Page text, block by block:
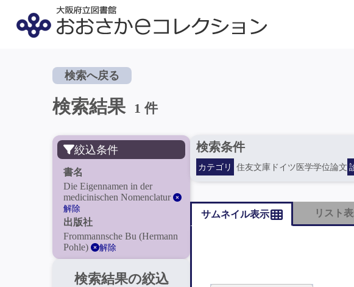
検索へ戻る
検索結果 1 件
絞込条件
書名
Die Eigennamen in der
medicinischen Nomenclatur
解除
出版社
Frommannsche Bu (Hermann
Pohle)
解除
検索結果の絞込
検索条件
カテゴリ 住友文庫ドイツ医学学位論文
サムネイル表示 リスト